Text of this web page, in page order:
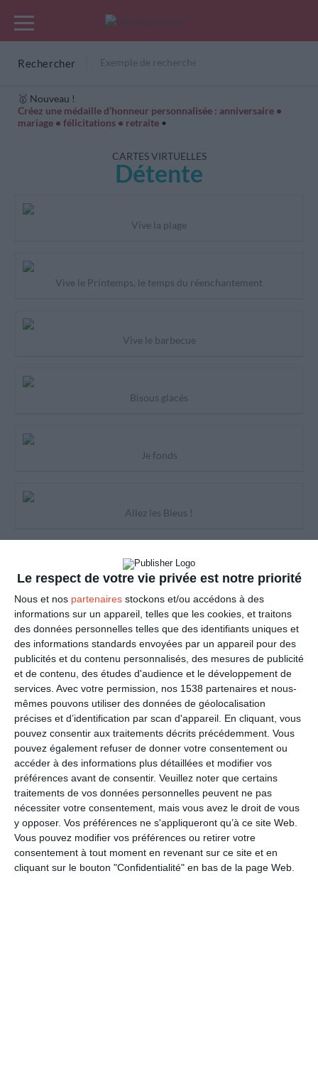
Le respect de votre vie privée est notre priorité
Nous et nos partenaires stockons et/ou accédons à des
informations sur un appareil, telles que les cookies, et traitons
des données personnelles telles que des identifiants uniques et
des informations standards envoyées par un appareil pour des
publicités et du contenu personnalisés, des mesures de publicité
et de contenu, des études d'audience et le développement de
services. Avec votre permission, nos 1538 partenaires et nous-
mêmes pouvons utiliser des données de géolocalisation
précises et d’identification par scan d'appareil. En cliquant, vous
pouvez consentir aux traitements décrits précédemment. Vous
pouvez également refuser de donner votre consentement ou
accéder à des informations plus détaillées et modifier vos
préférences avant de consentir. Veuillez noter que certains
traitements de vos données personnelles peuvent ne pas
nécessiter votre consentement, mais vous avez le droit de vous
y opposer. Vos préférences ne s'appliqueront qu’à ce site Web.
Vous pouvez modifier vos préférences ou retirer votre
consentement à tout moment en revenant sur ce site et en
cliquant sur le bouton "Confidentialité" en bas de la page Web.
Rechercher
🥇 Nouveau !
Créez une médaille d’honneur personnalisée : anniversaire •
mariage • félicitations • retraite •
Cartes Hiver Cadeaux années de naissance
CARTES VIRTUELLES
Détente
Vive la plage
Vive le Printemps, le temps du réenchantement
Vive le barbecue
Bisous glacés
Je fonds
Allez les Bleus !
Passe de bonnes vacances
En route pour les vacances
Bon voyage
Pour souhaiter de bonnes vacances
Lion, 23 juillet-22 août
Cancer, 22 juin-22 juillet